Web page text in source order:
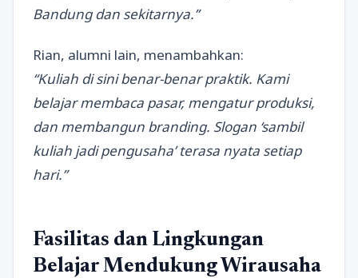
Bandung dan sekitarnya.”
Rian, alumni lain, menambahkan:
“Kuliah di sini benar-benar praktik. Kami
belajar membaca pasar, mengatur produksi,
dan membangun branding. Slogan ‘sambil
kuliah jadi pengusaha’ terasa nyata setiap
hari.”
Fasilitas dan Lingkungan
Belajar Mendukung Wirausaha